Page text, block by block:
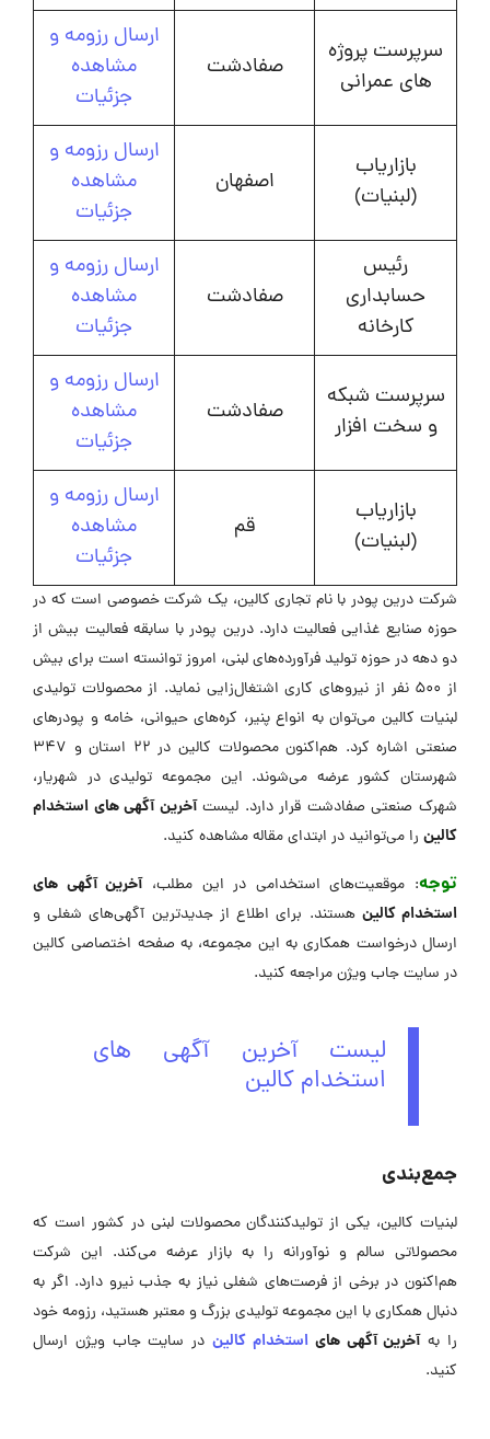
سرپرست پروژه
های عمرانی
صفادشت
ارسال رزومه و
مشاهده
جزئیات
بازاریاب
(لبنیات)
اصفهان
ارسال رزومه و
مشاهده
جزئیات
رئیس
حسابداری
کارخانه
صفادشت
ارسال رزومه و
مشاهده
جزئیات
سرپرست شبکه
و سخت افزار
صفادشت
ارسال رزومه و
مشاهده
جزئیات
بازاریاب
(لبنیات)
قم
ارسال رزومه و
مشاهده
جزئیات
شرکت درین پودر با نام تجاری کالین، یک شرکت خصوصی است که در
حوزه صنایع غذایی فعالیت دارد. درین پودر با سابقه فعالیت بیش از
دو دهه در حوزه تولید فرآورده‌های لبنی، امروز توانسته است برای بیش
از 500 نفر از نیروهای کاری اشتغال‌زایی نماید. از محصولات تولیدی
لبنیات کالین می‌توان به انواع پنیر، کره‌های حیوانی، خامه و پودرهای
صنعتی اشاره کرد. هم‌اکنون محصولات کالین در 22 استان و 347
شهرستان کشور عرضه می‌شوند. این مجموعه تولیدی در شهریار،
شهرک صنعتی صفادشت قرار دارد. لیستآخرین آگهی های استخدام
کالین را می‌توانید در ابتدای مقاله مشاهده کنید.
توجه: موقعیت‌های استخدامی در این مطلب،آخرین آگهی های
استخدام کالین هستند. برای اطلاع از جدیدترین آگهی‌های شغلی و
ارسال درخواست همکاری به این مجموعه، به صفحه اختصاصی کالین
در ‌سایت جاب ویژن مراجعه کنید.
لیست آخرین آگهی های
استخدام کالین
جمع‌بندی
لبنیات کالین، یکی از تولیدکنندگان محصولات لبنی در کشور است که
محصولاتی سالم و نوآورانه را به بازار عرضه می‌کند. این شرکت
هم‌اکنون در برخی از فرصت‌های شغلی نیاز به جذب نیرو دارد. اگر به
دنبال همکاری با این مجموعه تولیدی بزرگ و معتبر هستید، رزومه‌ خود
را بهآخرین آگهی هایاستخدام کالیندر سایت جاب ویژن ارسال
کنید.